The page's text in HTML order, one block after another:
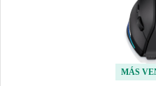
MÁS